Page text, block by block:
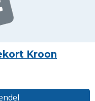
Kroon